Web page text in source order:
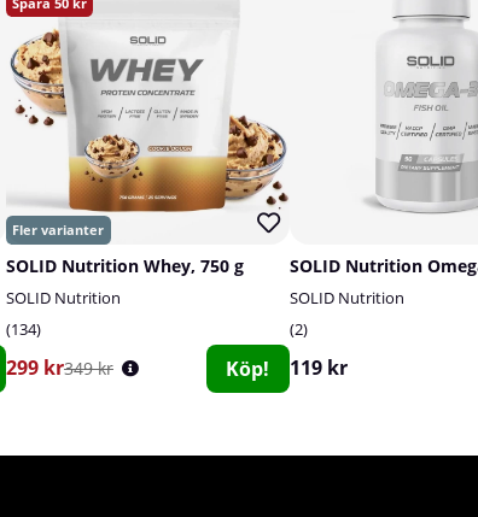
SOLID Nutrition Whey, 750 g
SOLID Nutrition
134
299 kr349 kr Köp!
SOLID Nutrition
2
119 kr